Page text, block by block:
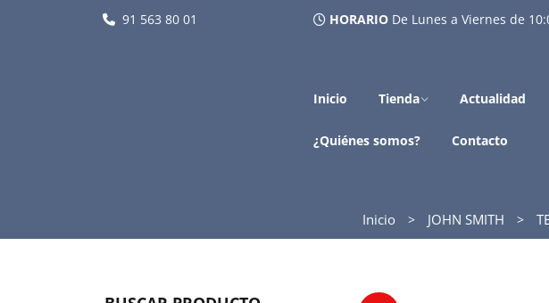
91 563 80 01 HORARIO De Lunes a Viernes de
Inicio Tienda Actualidad
¿Quiénes somos? Contacto
Inicio JOHN SMITH